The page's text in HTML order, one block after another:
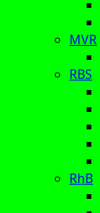
MVR
RBS
RhB